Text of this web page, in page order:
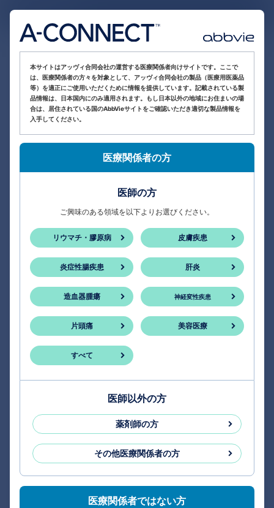
本サイトはアッヴィ合同会社の運営する医療関係者向けサイトです。ここで
は、医療関係者の方々を対象として、アッヴィ合同会社の製品（医療用医薬品
等）を適正にご使用いただくために情報を提供しています。記載されている製
品情報は、日本国内にのみ適用されます。もし日本以外の地域にお住まいの場
合は、居住されている国のAbbVieサイトをご確認いただき適切な製品情報を
入手してください。
医療関係者の方
医師の方
ご興味のある領域を以下よりお選びください。
リウマチ・膠原病 皮膚疾患
炎症性腸疾患 肝炎
造血器腫瘍 神経変性疾患
片頭痛 美容医療
すべて
医師以外の方
薬剤師の方
その他医療関係者の方
医療関係者ではない方